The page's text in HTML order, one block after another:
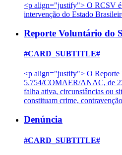
<p align="justify"> O RCSV é
intervenção do Estado
Reporte Voluntário do
#CARD_SUBTITLE#
<p align="justify"> O Reporte
5.754/COMAER/ANAC, de
falha ativa, circunstâncias ou
constituam crime,
Denúncia
#CARD_SUBTITLE#